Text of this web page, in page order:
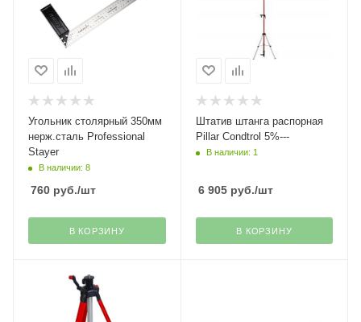
Угольник столярный 350мм
нерж.сталь Professional
Stayer
В наличии: 8
760 руб./шт
В КОРЗИНУ
Штатив штанга распорная
Pillar Condtrol 5%---
В наличии: 1
6 905руб./шт
В КОРЗИНУ